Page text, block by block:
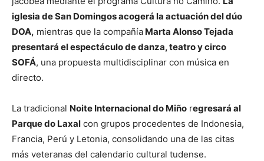
iglesia de San Domingos acogerá la actuación del dúo
DOA, mientras que la compañía Marta Alonso Tejada
presentará el espectáculo de danza, teatro y circo
SOFÁ, una propuesta multidisciplinar con música en
directo.
La tradicional Noite Internacional do Miño regresará al
Parque do Laxal con grupos procedentes de Indonesia,
Francia, Perú y Letonia, consolidando una de las citas
más veteranas del calendario cultural tudense.